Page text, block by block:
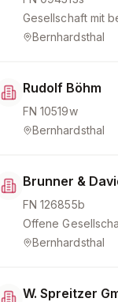
Gesellschaft mit
Bernhardsthal
Rudolf Böhm
FN10519w
Bernhardsthal
Brunner &
FN126855b
Offene
Bernhardsthal
W. Spreitzer